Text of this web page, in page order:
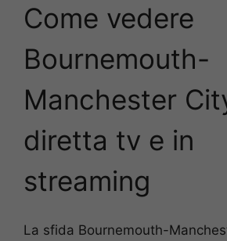
Come vedere
Bournemouth-
Manchester
diretta tv e in
streaming
La sfida Bournemouth-